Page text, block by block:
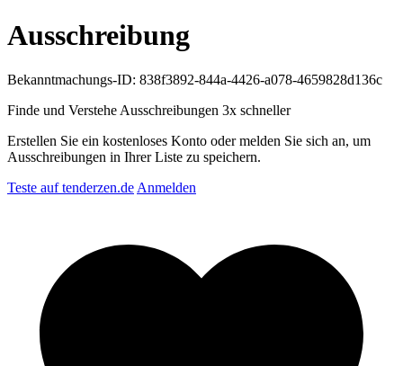
Ausschreibung
Bekanntmachungs-ID: 838f3892-844a-4426-a078-4659828d136c
Finde und Verstehe Ausschreibungen 3x schneller
Erstellen Sie ein kostenloses Konto oder melden Sie sich an, um
Ausschreibungen in Ihrer Liste zu speichern.
Teste auf tenderzen.de Anmelden